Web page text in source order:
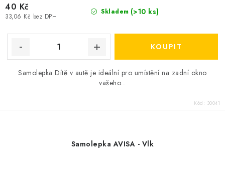
Skladem (>10 ks)
33,06 Kč bez DPH
40 Kč
Samolepka Dítě v autě je ideální pro umístění na zadní okno
vašeho...
Kód: 30041
Samolepka AVISA - Vlk